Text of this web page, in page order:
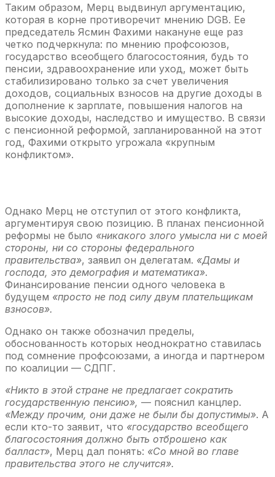
Таким образом, Мерц выдвинул аргументацию,
которая в корне противоречит мнению DGB. Ее
председатель Ясмин Фахими накануне еще раз
четко подчеркнула: по мнению профсоюзов,
государство всеобщего благосостояния, будь то
пенсии, здравоохранение или уход, может быть
стабилизировано только за счет увеличения
доходов, социальных взносов на другие доходы в
дополнение к зарплате, повышения налогов на
высокие доходы, наследство и имущество. В связи
с пенсионной реформой, запланированной на этот
год, Фахими открыто угрожала «крупным
конфликтом».
Однако Мерц не отступил от этого конфликта,
аргументируя свою позицию. В планах пенсионной
реформы не было «никакого злого умысла ни с моей
стороны, ни со стороны федерального
правительства», заявил он делегатам. «Дамы и
господа, это демография и математика».
Финансирование пенсии одного человека в
будущем «просто не под силу двум плательщикам
взносов».
Однако он также обозначил пределы,
обоснованность которых неоднократно ставилась
под сомнение профсоюзами, а иногда и партнером
по коалиции — СДПГ.
«Никто в этой стране не предлагает сократить
государственную пенсию», — пояснил канцлер.
«Между прочим, они даже не были бы допустимы». А
если кто-то заявит, что «государство всеобщего
благосостояния должно быть отброшено как
балласт», Мерц дал понять: «Со мной во главе
правительства этого не случится».